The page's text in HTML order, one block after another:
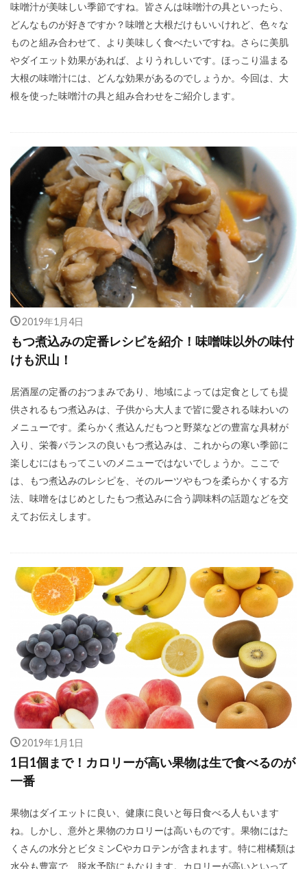
味噌汁が美味しい季節ですね。皆さんは味噌汁の具といったら、
どんなものが好きですか？味噌と大根だけもいいけれど、色々な
ものと組み合わせて、より美味しく食べたいですね。さらに美肌
やダイエット効果があれば、よりうれしいです。ほっこり温まる
大根の味噌汁には、どんな効果があるのでしょうか。今回は、大
根を使った味噌汁の具と組み合わせをご紹介します。
2019年1月4日
もつ煮込みの定番レシピを紹介！味噌味以外の味付
けも沢山！
居酒屋の定番のおつまみであり、地域によっては定食としても提
供されるもつ煮込みは、子供から大人まで皆に愛される味わいの
メニューです。柔らかく煮込んだもつと野菜などの豊富な具材が
入り、栄養バランスの良いもつ煮込みは、これからの寒い季節に
楽しむにはもってこいのメニューではないでしょうか。ここで
は、もつ煮込みのレシピを、そのルーツやもつを柔らかくする方
法、味噌をはじめとしたもつ煮込みに合う調味料の話題などを交
えてお伝えします。
2019年1月1日
1日1個まで！カロリーが高い果物は生で食べるのが
一番
果物はダイエットに良い、健康に良いと毎日食べる人もいます
ね。しかし、意外と果物のカロリーは高いものです。果物にはた
くさんの水分とビタミンCやカロテンが含まれます。特に柑橘類は
水分も豊富で、脱水予防にもなります。カロリーが高いといって